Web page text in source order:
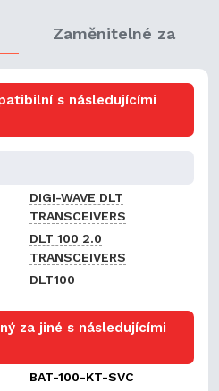
Zaměnitelné za
s následujícími
DIGI-WAVE DLT
TRANSCEIVERS
DLT 100 2.0
TRANSCEIVERS
DLT100
za jiné s následujícími
BAT-100-KT-SVC